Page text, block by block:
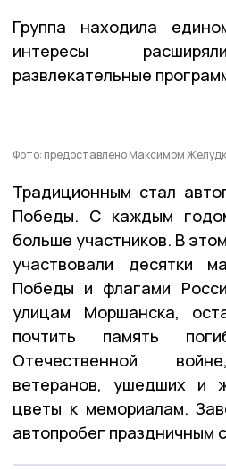
Группа находила
интересы
развлекательные
Фото: предоставлено Максимом
Традиционным стал
Победы. С каждым
больше участников. В
участвовали десятки
Победы и флагами
улицам Моршанска,
почтить память
Отечественной
ветеранов, ушедших и
цветы к мемориалам.
автопробег праздничным